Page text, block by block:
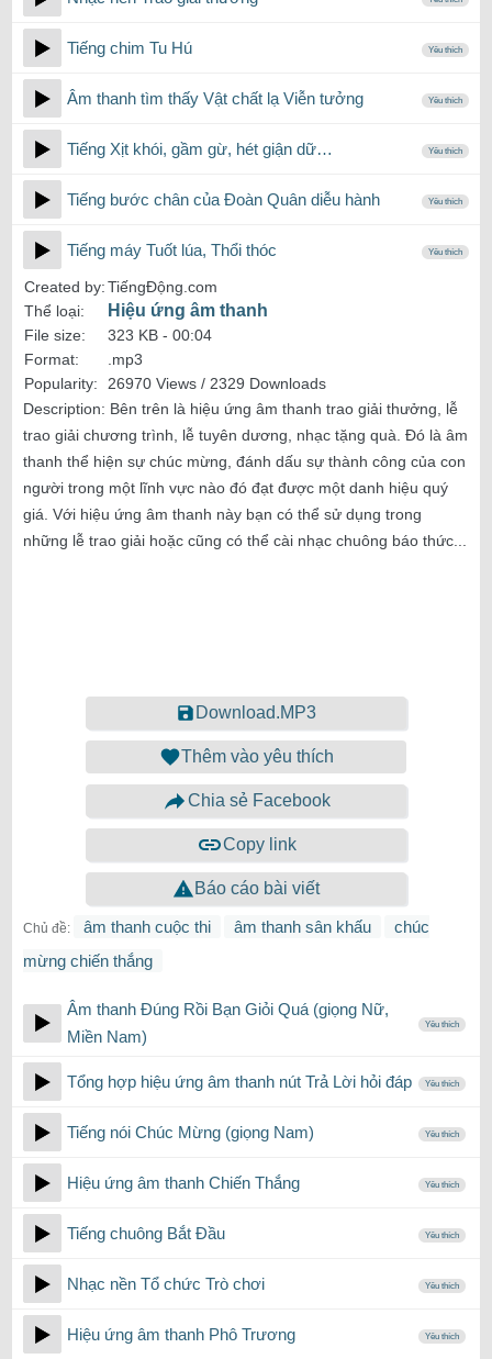
Tiếng chim Tu Hú Yêu thích
Âm thanh tìm thấy Vật chất lạ Viễn tưởng Yêu thích
Tiếng Xịt khói, gầm gừ, hét giận dữ… Yêu thích
Tiếng bước chân của Đoàn Quân diễu hành Yêu thích
Tiếng máy Tuốt lúa, Thổi thóc Yêu thích
Created by:TiếngĐộng.com
Thể loại:
Hiệu ứng âm thanh
File size: 323 KB - 00:04
Format:
.mp3
Popularity:
26970 Views / 2329 Downloads
Description: Bên trên là hiệu ứng âm thanh trao giải thưởng, lễ
trao giải chương trình, lễ tuyên dương, nhạc tặng quà. Đó là âm
thanh thể hiện sự chúc mừng, đánh dấu sự thành công của con
người trong một lĩnh vực nào đó đạt được một danh hiệu quý
giá. Với hiệu ứng âm thanh này bạn có thể sử dụng trong
những lễ trao giải hoặc cũng có thể cài nhạc chuông báo thức...
Download.MP3
Thêm vào yêu thích
Chia sẻ Facebook
Copy link
Báo cáo bài viết
Chủ đề: âm thanh cuộc thi âm thanh sân khấu
chúc
mừng chiến thắng
Âm thanh Đúng Rồi Bạn Giỏi Quá (giọng Nữ,
Miền Nam)
Yêu thích
Tổng hợp hiệu ứng âm thanh nút Trả Lời hỏi đáp Yêu thích
Tiếng nói Chúc Mừng (giọng Nam) Yêu thích
Hiệu ứng âm thanh Chiến Thắng Yêu thích
Tiếng chuông Bắt Đầu Yêu thích
Nhạc nền Tổ chức Trò chơi Yêu thích
Hiệu ứng âm thanh Phô Trương Yêu thích